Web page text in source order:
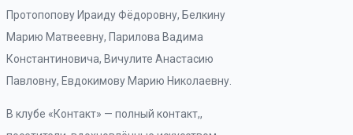
Протопопову Ираиду Фёдоровну, Белкину
Марию Матвеевну, Парилова Вадима
Константиновича, Вичулите Анастасию
Павловну, Евдокимову Марию Николаевну.
В клубе «Контакт» — полный контакт,,